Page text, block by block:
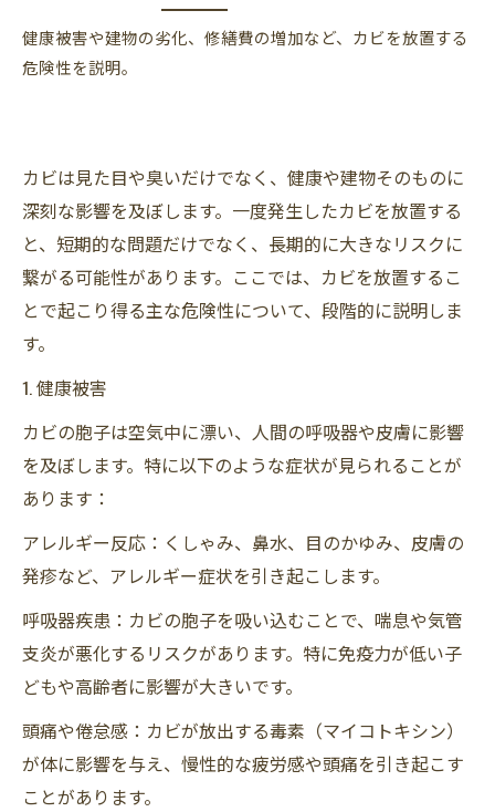
健康被害や建物の劣化、修繕費の増加など、カビを放置する
危険性を説明。
カビは見た目や臭いだけでなく、健康や建物そのものに
深刻な影響を及ぼします。一度発生したカビを放置する
と、短期的な問題だけでなく、長期的に大きなリスクに
繋がる可能性があります。ここでは、カビを放置するこ
とで起こり得る主な危険性について、段階的に説明しま
す。
1. 健康被害
カビの胞子は空気中に漂い、人間の呼吸器や皮膚に影響
を及ぼします。特に以下のような症状が見られることが
あります：
アレルギー反応：くしゃみ、鼻水、目のかゆみ、皮膚の
発疹など、アレルギー症状を引き起こします。
呼吸器疾患：カビの胞子を吸い込むことで、喘息や気管
支炎が悪化するリスクがあります。特に免疫力が低い子
どもや高齢者に影響が大きいです。
頭痛や倦怠感：カビが放出する毒素（マイコトキシン）
が体に影響を与え、慢性的な疲労感や頭痛を引き起こす
ことがあります。